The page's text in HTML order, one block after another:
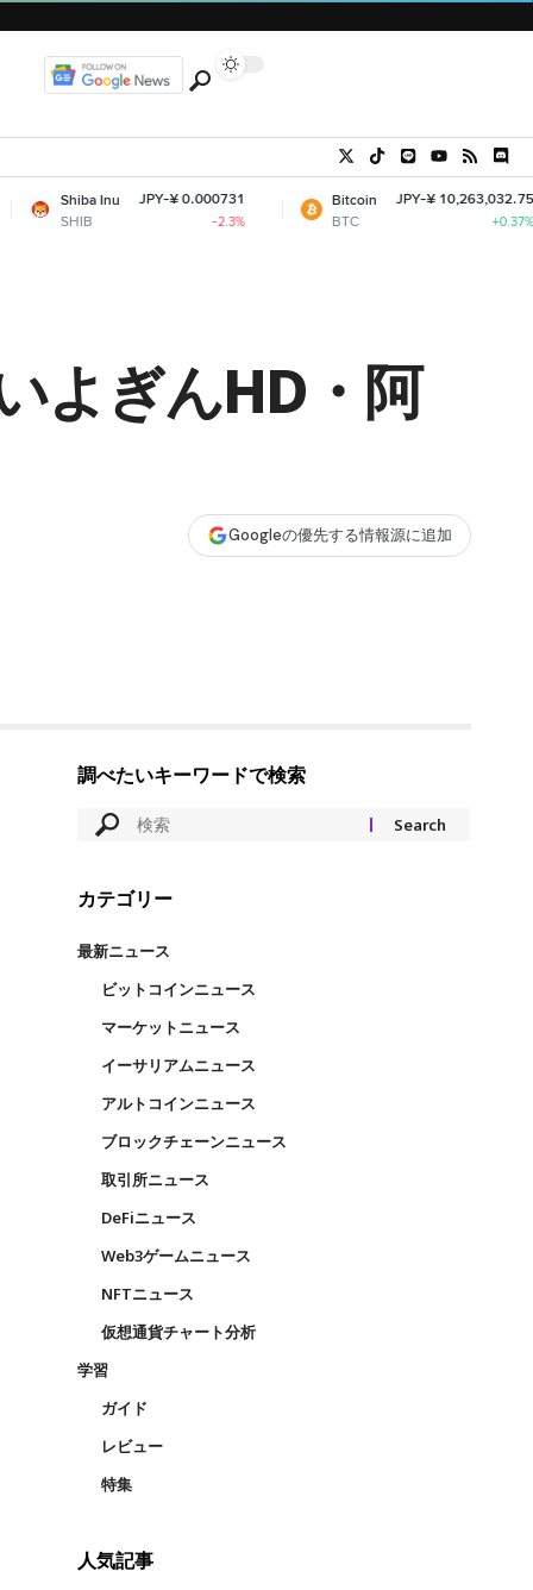
JPY-¥ 0.000731
Bitcoin
BTC
JPY-¥ 10,263,032.75
よぎんHD・阿
Googleの優先する情報源に追加
調べたいキーワードで検索
カテゴリー
最新ニュース
ビットコインニュース
マーケットニュース
イーサリアムニュース
アルトコインニュース
ブロックチェーンニュース
取引所ニュース
DeFiニュース
Web3ゲームニュース
NFTニュース
仮想通貨チャート分析
学習
ガイド
レビュー
特集
人気記事